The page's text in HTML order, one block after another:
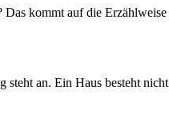
Das kommt auf die
steht an. Ein Haus besteht